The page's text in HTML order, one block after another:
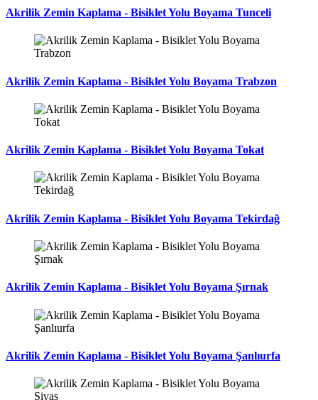
Akrilik Zemin Kaplama - Bisiklet Yolu Boyama Tunceli
Akrilik Zemin Kaplama - Bisiklet Yolu Boyama Trabzon
Akrilik Zemin Kaplama - Bisiklet Yolu Boyama Tokat
Akrilik Zemin Kaplama - Bisiklet Yolu Boyama Tekirdağ
Akrilik Zemin Kaplama - Bisiklet Yolu Boyama Şırnak
Akrilik Zemin Kaplama - Bisiklet Yolu Boyama Şanlıurfa